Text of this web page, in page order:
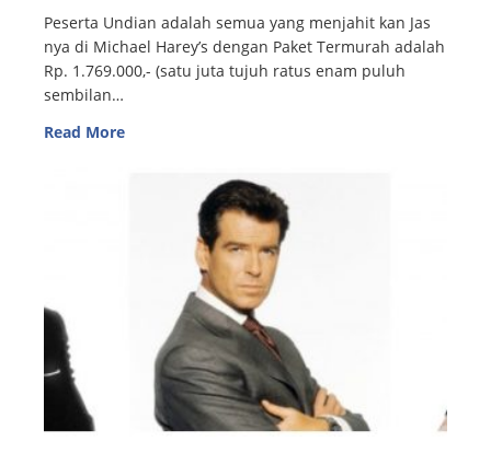
Peserta Undian adalah semua yang menjahit kan Jas
nya di Michael Harey’s dengan Paket Termurah adalah
Rp. 1.769.000,- (satu juta tujuh ratus enam puluh
sembilan…
Read More